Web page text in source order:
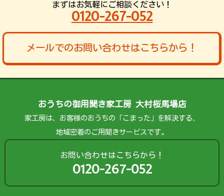
まずはお気軽にご相談ください！
0120-267-052
メールでのお問い合わせはこちらから！
おうちの御用聞き家工房 大村桜馬場店
家工房は、お客様のおうちの「こまった」を解決する、
地域密着のご用聞きサービスです。
お問い合わせはこちらから！
0120-267-052